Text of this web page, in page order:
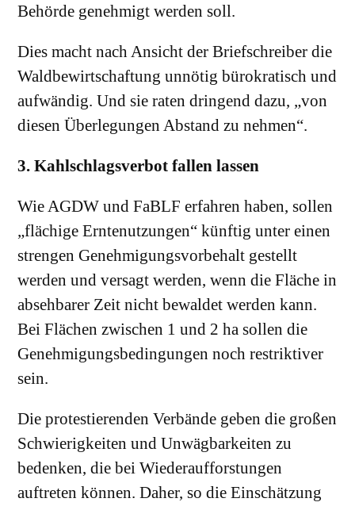
Behörde genehmigt werden soll.
Dies macht nach Ansicht der Briefschreiber die
Waldbewirtschaftung unnötig bürokratisch und
aufwändig. Und sie raten dringend dazu, „von
diesen Überlegungen Abstand zu nehmen“.
3. Kahlschlagsverbot fallen lassen
Wie AGDW und FaBLF erfahren haben, sollen
„flächige Erntenutzungen“ künftig unter einen
strengen Genehmigungsvorbehalt gestellt
werden und versagt werden, wenn die Fläche in
absehbarer Zeit nicht bewaldet werden kann.
Bei Flächen zwischen 1 und 2 ha sollen die
Genehmigungsbedingungen noch restriktiver
sein.
Die protestierenden Verbände geben die großen
Schwierigkeiten und Unwägbarkeiten zu
bedenken, die bei Wiederaufforstungen
auftreten können. Daher, so die Einschätzung